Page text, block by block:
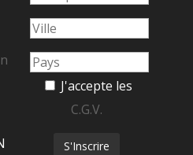
J'accepte les
C.G.V.